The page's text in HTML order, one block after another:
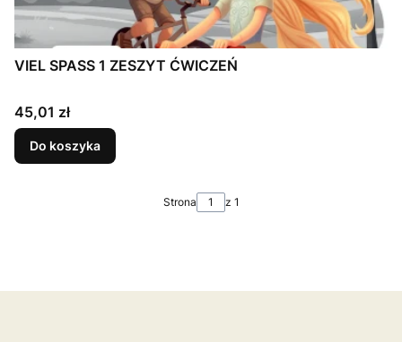
VIEL SPASS 1 ZESZYT ĆWICZEŃ
Cena
45,01 zł
Do koszyka
Strona z 1